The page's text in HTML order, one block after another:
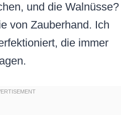
und die Walnüsse?
von Zauberhand. Ich
die immer